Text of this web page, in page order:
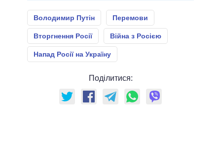
Володимир Путін Перемови
Вторгнення Росії Війна з Росією
Напад Росії на Україну
Поділитися: